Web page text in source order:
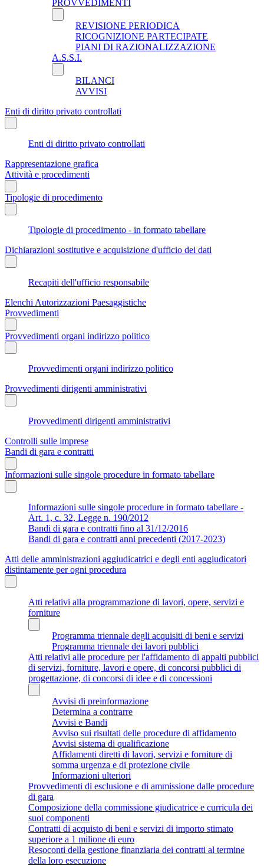
PROVVEDIMENTI
REVISIONE PERIODICA
RICOGNIZIONE PARTECIPATE
PIANI DI RAZIONALIZZAZIONE
A.S.S.I.
BILANCI
AVVISI
Enti di diritto privato controllati
Enti di diritto privato controllati
Rappresentazione grafica
Attività e procedimenti
Tipologie di procedimento
Tipologie di procedimento - in formato tabellare
Dichiarazioni sostitutive e acquisizione d'ufficio dei dati
Recapiti dell'ufficio responsabile
Elenchi Autorizzazioni Paesaggistiche
Provvedimenti
Provvedimenti organi indirizzo politico
Provvedimenti organi indirizzo politico
Provvedimenti dirigenti amministrativi
Provvedimenti dirigenti amministrativi
Controlli sulle imprese
Bandi di gara e contratti
Informazioni sulle singole procedure in formato tabellare
Informazioni sulle singole procedure in formato tabellare -
Art. 1, c. 32, Legge n. 190/2012
Bandi di gara e contratti fino al 31/12/2016
Bandi di gara e contratti anni precedenti (2017-2023)
Atti delle amministrazioni aggiudicatrici e degli enti aggiudicatori
distintamente per ogni procedura
Atti relativi alla programmazione di lavori, opere, servizi e
forniture
Programma triennale degli acquisiti di beni e servizi
Programma triennale dei lavori pubblici
Atti relativi alle procedure per l'affidamento di appalti pubblici
di servizi, forniture, lavori e opere, di concorsi pubblici di
progettazione, di concorsi di idee e di concessioni
Avvisi di preinformazione
Determina a contrarre
Avvisi e Bandi
Avviso sui risultati delle procedure di affidamento
Avvisi sistema di qualificazione
Affidamenti diretti di lavori, servizi e forniture di
somma urgenza e di protezione civile
Informazioni ulteriori
Provvedimenti di esclusione e di ammissione dalle procedure
di gara
Composizione della commissione giudicatrice e curricula dei
suoi componenti
Contratti di acquisto di beni e servizi di importo stimato
superiore a 1 milione di euro
Resoconti della gestione finanziaria dei contratti al termine
della loro esecuzione